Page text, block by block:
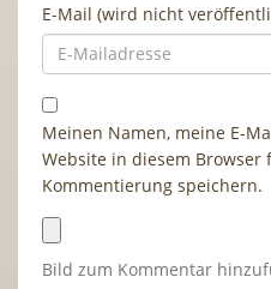
E-Mail (wird nicht
Meinen Namen, meine E-
Website in diesem Browser
Kommentierung speichern.
Bild zum Kommentar